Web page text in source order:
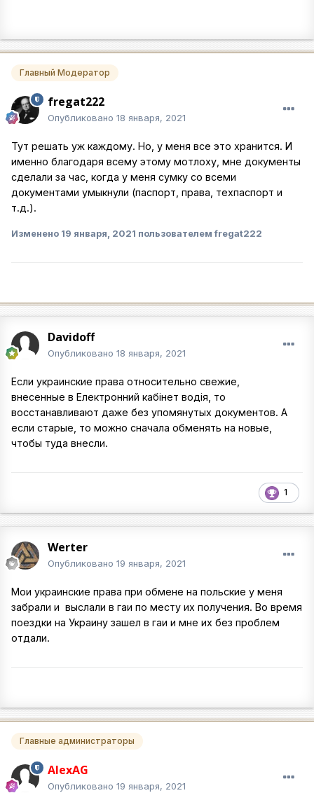
Главный Модератор
fregat222
Опубликовано 18 января, 2021
Тут решать уж каждому. Но, у меня все это хранится. И
именно благодаря всему этому мотлоху, мне документы
сделали за час, когда у меня сумку со всеми
документами умыкнули (паспорт, права, техпаспорт и
т.д.).
Изменено 19 января, 2021 пользователем fregat222
Davidoff
Опубликовано 18 января, 2021
Если украинские права относительно свежие,
внесенные в Електронний кабінет водія, то
восстанавливают даже без упомянутых документов. А
если старые, то можно сначала обменять на новые,
чтобы туда внесли.
1
Werter
Опубликовано 19 января, 2021
Мои украинские права при обмене на польские у меня
забрали и выслали в гаи по месту их получения. Во время
поездки на Украину зашел в гаи и мне их без проблем
отдали.
Главные администраторы
AlexAG
Опубликовано 19 января, 2021